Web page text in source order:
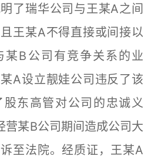
了瑞华公司与王某A之间
王某A不得直接或间接以
某B公司有竞争关系的业
A设立靓娃公司违反了该
东高管对公司的忠诚义
营某B公司期间造成公司大
至法院。经质证，王某A